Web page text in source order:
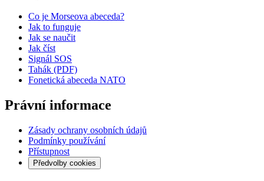
Co je Morseova abeceda?
Jak to funguje
Jak se naučit
Jak číst
Signál SOS
Tahák (PDF)
Fonetická abeceda NATO
Právní informace
Zásady ochrany osobních údajů
Podmínky používání
Přístupnost
Předvolby cookies